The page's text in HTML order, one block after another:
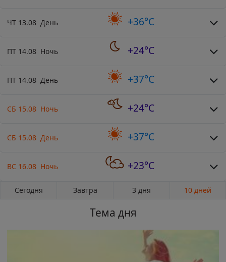
ЧТ 13.08 День +36°C
ПТ 14.08 Ночь +24°C
ПТ 14.08 День +37°C
СБ 15.08 Ночь +24°C
СБ 15.08 День +37°C
ВС 16.08 Ночь +23°C
Сегодня Завтра 3 дня 10 дней
Тема дня